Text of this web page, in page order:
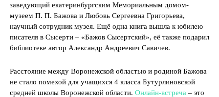
заведующий екатеринбургским Мемориальным домом-
музеем П. П. Бажова и Любовь Сергеевна Григорьева,
научный сотрудник музея. Ещё одна книга вышла к юбилею
писателя в Сысерти – «Бажов Сысертский», её также подарил
библиотеке автор Александр Андреевич Савичев.
Расстояние между Воронежской областью и родиной Бажова
не стало помехой для учащихся 4 класса Бутурлиновской
средней школы Воронежской области. Онлайн-встреча – это